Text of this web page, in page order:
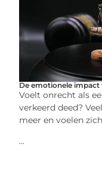
De emotionele impact
Voelt onrecht als
verkeerd deed?
meer en voelen
...